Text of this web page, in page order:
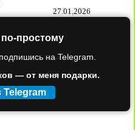
27.01.2026
простому
на Telegram.
— от меня подарки.
Telegram